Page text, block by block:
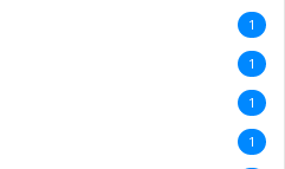
1
1
1
1